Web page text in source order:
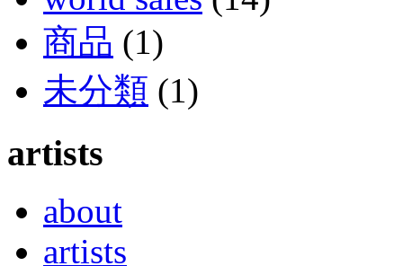
商品 (1)
未分類 (1)
artists
about
artists